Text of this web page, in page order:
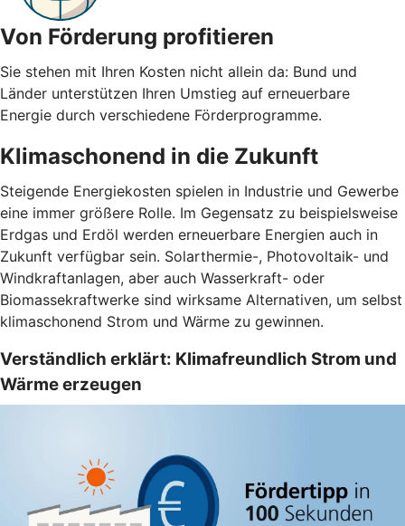
Von Förderung profitieren
Sie stehen mit Ihren Kosten nicht allein da: Bund und
Länder unterstützen Ihren Umstieg auf erneuerbare
Energie durch verschiedene Förderprogramme.
Klimaschonend in die Zukunft
Steigende Energiekosten spielen in Industrie und Gewerbe
eine immer größere Rolle. Im Gegensatz zu beispielsweise
Erdgas und Erdöl werden erneuerbare Energien auch in
Zukunft verfügbar sein. Solarthermie-, Photovoltaik- und
Windkraftanlagen, aber auch Wasserkraft- oder
Biomassekraftwerke sind wirksame Alternativen, um selbst
klimaschonend Strom und Wärme zu gewinnen.
Verständlich erklärt: Klimafreundlich Strom und
Wärme erzeugen